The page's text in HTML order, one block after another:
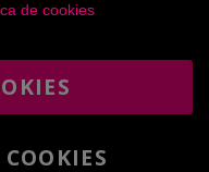
de privacidad
de cookies